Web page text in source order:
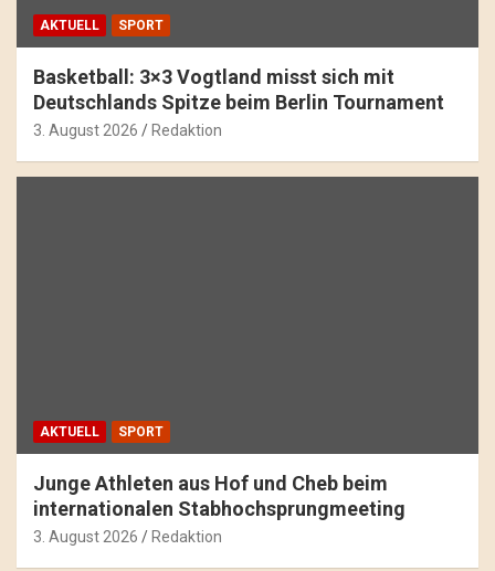
AKTUELL SPORT
Basketball: 3×3 Vogtland misst sich mit
Deutschlands Spitze beim Berlin Tournament
3. August 2026 Redaktion
AKTUELL SPORT
Junge Athleten aus Hof und Cheb beim
internationalen Stabhochsprungmeeting
3. August 2026 Redaktion